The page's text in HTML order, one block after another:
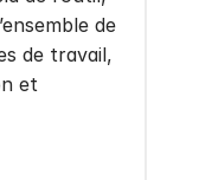
de
de travail,
et